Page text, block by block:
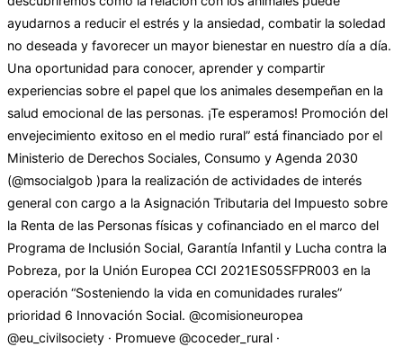
ayudarnos a reducir el estrés y la ansiedad, combatir la soledad
no deseada y favorecer un mayor bienestar en nuestro día a día.
Una oportunidad para conocer, aprender y compartir
experiencias sobre el papel que los animales desempeñan en la
salud emocional de las personas. ¡Te esperamos! Promoción del
envejecimiento exitoso en el medio rural” está financiado por el
Ministerio de Derechos Sociales, Consumo y Agenda 2030
(@msocialgob )para la realización de actividades de interés
general con cargo a la Asignación Tributaria del Impuesto sobre
la Renta de las Personas físicas y cofinanciado en el marco del
Programa de Inclusión Social, Garantía Infantil y Lucha contra la
Pobreza, por la Unión Europea CCI 2021ES05SFPR003 en la
operación “Sosteniendo la vida en comunidades rurales”
prioridad 6 Innovación Social. @comisioneuropea
@eu_civilsociety · Promueve @coceder_rural ·